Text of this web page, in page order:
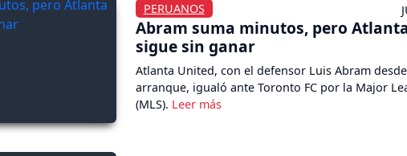
PERUANOS
Abram suma minutos, pero
sigue sin ganar
Atlanta United, con el defensor Luis Abram
arranque, igualó ante Toronto FC por la Major
(MLS).